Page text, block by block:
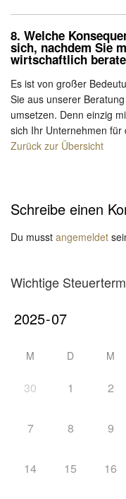
8. Welche
sich, nachdem Sie
wirtschaftlich
Es ist von großer
Sie aus unserer
umsetzen. Denn einzig
sich Ihr Unternehmen für
Zurück zur Übersicht
Schreibe einen
Du musst angemeldet
Wichtige
M D M
30 1 2
7 8 9
14 15 16